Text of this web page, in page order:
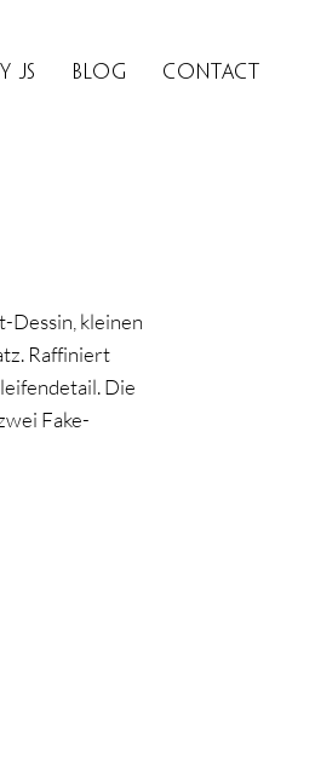
JS BLOG Contact
Dessin, kleinen
Raffiniert
Die
Fake-